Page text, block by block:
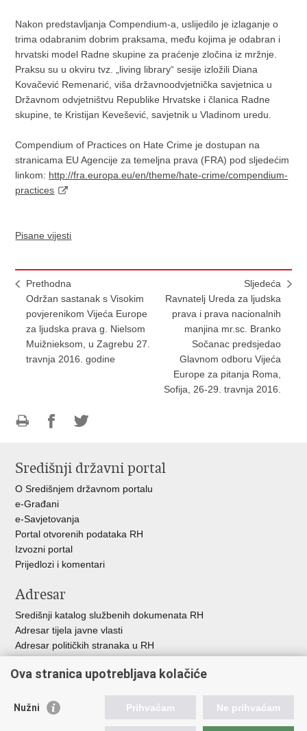
Nakon predstavljanja Compendium-a, uslijedilo je izlaganje o
trima odabranim dobrim praksama, među kojima je odabran i
hrvatski model Radne skupine za praćenje zločina iz mržnje.
Praksu su u okviru tvz. „living library“ sesije izložili Diana
Kovačević Remenarić, viša državnoodvjetnička savjetnica u
Državnom odvjetništvu Republike Hrvatske i članica Radne
skupine, te Kristijan Kevešević, savjetnik u Vladinom uredu.
Compendium of Practices on Hate Crime je dostupan na
stranicama EU Agencije za temeljna prava (FRA) pod sljedećim
linkom: http://fra.europa.eu/en/theme/hate-crime/compendium-
practices
Pisane vijesti
Prethodna
Održan sastanak s Visokim
povjerenikom Vijeća Europe
za ljudska prava g. Nielsom
Muižnieksom, u Zagrebu 27.
travnja 2016. godine
Sljedeća
Ravnatelj Ureda za ljudska
prava i prava nacionalnih
manjina mr.sc. Branko
Sočanac predsjedao
Glavnom odboru Vijeća
Europe za pitanja Roma,
Sofija, 26-29. travnja 2016.
FacebookuTwitteru
Središnji državni portal
O Središnjem državnom portalu
e-Građani
e-Savjetovanja
Portal otvorenih podataka RH
Izvozni portal
Prijedlozi i komentari
Adresar
Središnji katalog službenih dokumenata RH
Adresar tijela javne vlasti
Adresar političkih stranaka u RH
Besplatni telefoni javne uprave
Važne poveznice
Ova stranica upotrebljava kolačiće
Nužni Prihvaćam Ne prihvaćam